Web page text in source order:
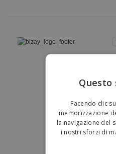
Copyright © 2026 -
Questo
Facendo clic
memorizzazione
la navigazione del
i nostri sforzi di